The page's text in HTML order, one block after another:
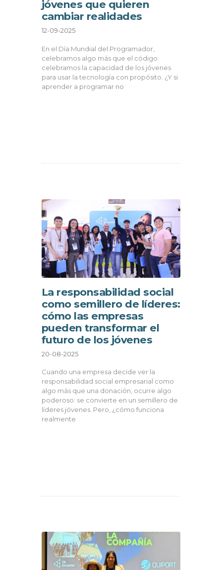
jóvenes que quieren
cambiar realidades
12-09-2025
En el Día Mundial del Programador,
celebramos algo más que el código:
celebramos la capacidad de los jóvenes
para usar la tecnología con propósito. ¿Y si
aprender a programar no
La responsabilidad social
como semillero de líderes:
cómo las empresas
pueden transformar el
futuro de los jóvenes
20-08-2025
Cuando una empresa decide ver la
responsabilidad social empresarial como
algo más que una donación, ocurre algo
poderoso: se convierte en un semillero de
líderes jóvenes. Pero, ¿cómo funciona
realmente